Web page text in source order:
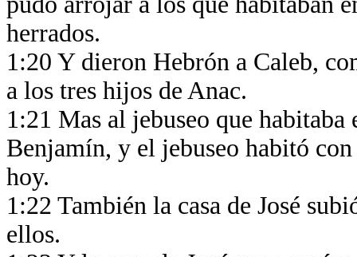
herrados.
1:20 Y dieron Hebrón a Caleb,
a los tres hijos de Anac.
1:21 Mas al jebuseo que
Benjamín, y el jebuseo habitó
hoy.
1:22 También la casa de José
ellos.